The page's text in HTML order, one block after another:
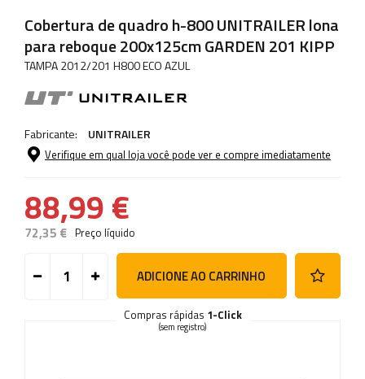
Cobertura de quadro h-800 UNITRAILER lona
para reboque 200x125cm GARDEN 201 KIPP
TAMPA 2012/201 H800 ECO AZUL
Fabricante: UNITRAILER
Verifique em qual loja você pode ver e compre imediatamente
88,99 €
72,35 € Preço líquido
ADICIONE AO CARRINHO
Compras rápidas 1-Click
(sem registro)